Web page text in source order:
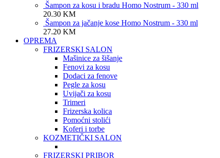
Šampon za kosu i bradu Homo Nostrum - 330 ml
20.30 KM
Šampon za jačanje kose Homo Nostrum - 330 ml
27.20 KM
OPREMA
FRIZERSKI SALON
Mašinice za šišanje
Fenovi za kosu
Dodaci za fenove
Pegle za kosu
Uvijači za kosu
Trimeri
Frizerska kolica
Pomoćni stolići
Koferi i torbe
KOZMETIČKI SALON
FRIZERSKI PRIBOR